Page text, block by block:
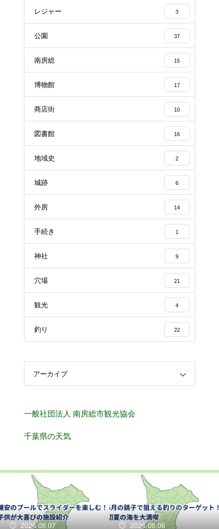
レジャー 3
公園 37
南房総 15
博物館 17
商店街 10
図書館 16
地域史 2
城跡 6
外房 14
手続き 1
神社 9
穴場 21
観光 4
釣り 22
アーカイブ
一般社団法人 南房総市観光協会
千葉県の天気
2026.08.07 2026.08.06